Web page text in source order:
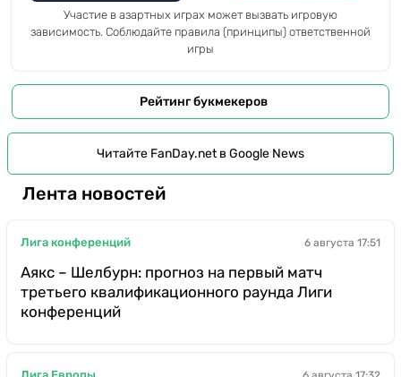
Участие в азартных играх может вызвать игровую
зависимость. Соблюдайте правила (принципы) ответственной
игры
Рейтинг букмекеров
Читайте FanDay.net в Google News
Лента новостей
Лига конференций 6 августа 17:51
Аякс – Шелбурн: прогноз на первый матч
третьего квалификационного раунда Лиги
конференций